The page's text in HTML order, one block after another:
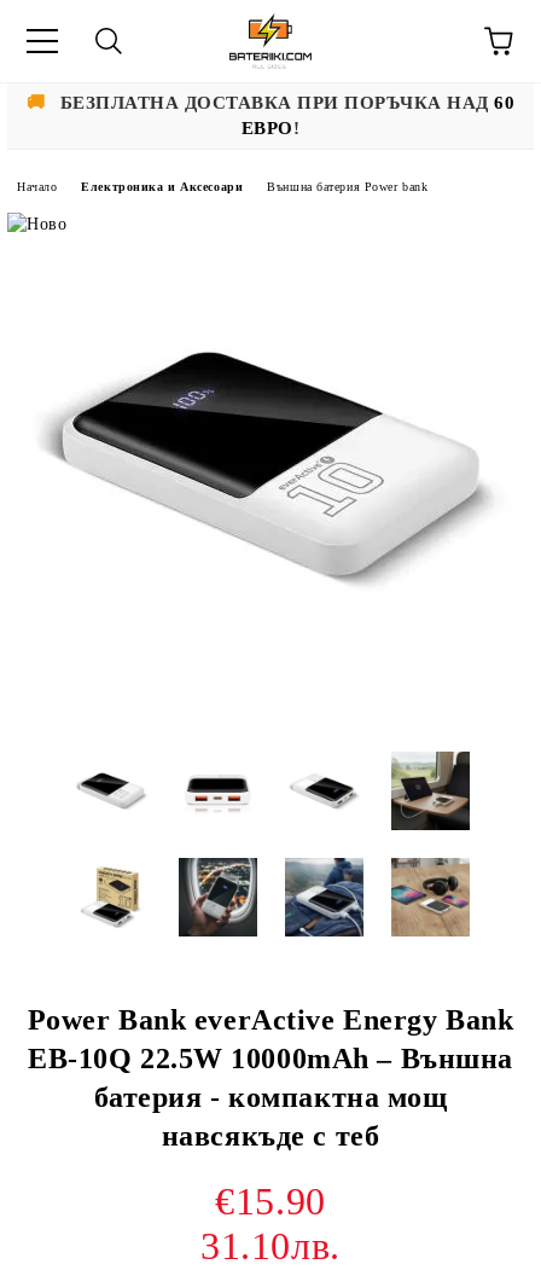
🚚 БЕЗПЛАТНА ДОСТАВКА ПРИ ПОРЪЧКА НАД60
ЕВРО!
Начало Електроника и Аксесоари Външна батерия Power bank
Power Bank everActive Energy Bank
EB‑10Q 22.5W 10000mAh – Външна
батерия - компактна мощ
навсякъде с теб
€15.90
31.10лв.